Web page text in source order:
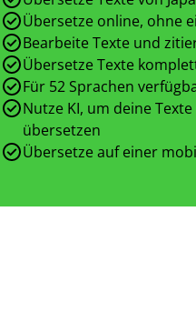
Übersetze online, ohne
Bearbeite Texte und
Übersetze Texte
Für 52 Sprachen
Nutze KI, um deine
übersetzen
Übersetze auf einer